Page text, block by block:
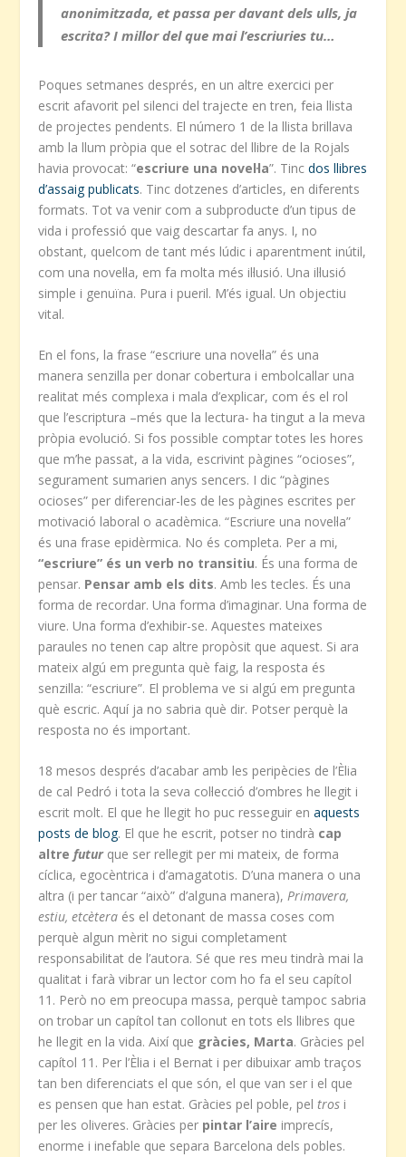
anonimitzada, et passa per davant dels ulls, ja
escrita? Imillor del que mai l’escriuries tu…
Poques setmanes després, en un altre exercici per
escrit afavorit pel silenci del trajecte en tren, feia llista
de projectes pendents. El número 1 de la llista brillava
amb la llum pròpia que el sotrac del llibre de la Rojals
havia provocat: “escriure una novel·la”. Tincdos llibres
d’assaig publicats. Tinc dotzenes d’articles, en diferents
formats. Tot va venir com a subproducte d’un tipus de
vida i professió que vaig descartar fa anys. I, no
obstant, quelcom de tant més lúdic i aparentment inútil,
com una novel·la, em fa molta més il·lusió. Una il·lusió
simple i genuïna. Pura i pueril. M’és igual. Un objectiu
vital.
En el fons, la frase “escriure una novel·la” és una
manera senzilla per donar cobertura i embolcallar una
realitat més complexa i mala d’explicar, com és el rol
que l’escriptura –més que la lectura- ha tingut a la meva
pròpia evolució. Si fos possible comptar totes les hores
que m’he passat, a la vida, escrivint pàgines “ocioses”,
segurament sumarien anys sencers. I dic “pàgines
ocioses” per diferenciar-les de les pàgines escrites per
motivació laboral o acadèmica. “Escriure una novel·la”
és una frase epidèrmica. No és completa. Per a mi,
“escriure” és un verb no transitiu. És una forma de
pensar. Pensar amb els dits. Amb les tecles. És una
forma de recordar. Una forma d’imaginar. Una forma de
viure. Una forma d’exhibir-se. Aquestes mateixes
paraules no tenen cap altre propòsit que aquest. Si ara
mateix algú em pregunta què faig, la resposta és
senzilla: “escriure”. El problema ve si algú em pregunta
què escric. Aquí ja no sabria què dir. Potser perquè la
resposta no és important.
18 mesos després d’acabar amb les peripècies de l’Èlia
de cal Pedró i tota la seva col·lecció d’ombres he llegit i
escrit molt. El que he llegit ho puc resseguir enaquests
posts de blog. El que he escrit, potser no tindrà cap
altrefuturque ser rellegit per mi mateix, de forma
cíclica, egocèntrica i d’amagatotis. D’una manera o una
altra (i per tancar “això” d’alguna manera),Primavera,
estiu, etcètera és el detonant de massa coses com
perquè algun mèrit no sigui completament
responsabilitat de l’autora. Sé que res meu tindrà mai la
qualitat i farà vibrar un lector com ho fa el seu capítol
11. Però no em preocupa massa, perquè tampoc sabria
on trobar un capítol tan collonut en tots els llibres que
he llegit en la vida. Així que gràcies, Marta. Gràcies pel
capítol 11. Per l’Èlia i el Bernat i per dibuixar amb traços
tan ben diferenciats el que són, el que van ser i el que
es pensen que han estat. Gràcies pel poble, peltros i
per les oliveres. Gràcies per pintar l’aire imprecís,
enorme i inefable que separa Barcelona dels pobles.